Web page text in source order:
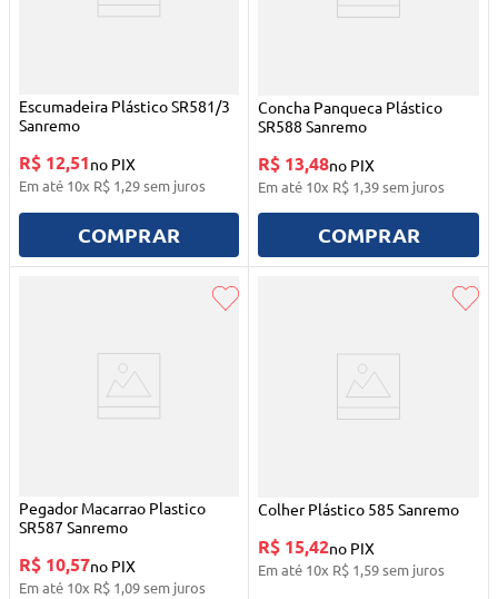
Escumadeira Plástico SR581/3
Sanremo
R$ 12,51no PIX
Em até 10x R$ 1,29sem juros
COMPRAR
Concha Panqueca Plástico
SR588 Sanremo
R$ 13,48no PIX
Em até 10x R$ 1,39sem juros
COMPRAR
Pegador Macarrao Plastico
SR587 Sanremo
R$ 10,57no PIX
Em até 10x R$ 1,09sem juros
Colher Plástico 585 Sanremo
R$ 15,42no PIX
Em até 10x R$ 1,59sem juros